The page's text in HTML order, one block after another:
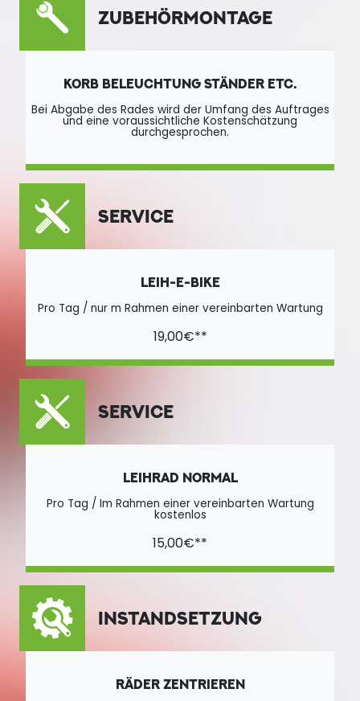
ZUBEHÖRMONTAGE
KORB BELEUCHTUNG STÄNDER ETC.
Bei Abgabe des Rades wird der Umfang des Auftrages
und eine voraussichtliche Kostenschätzung
durchgesprochen.
SERVICE
LEIH-E-BIKE
Pro Tag / nur m Rahmen einer vereinbarten Wartung
19,00€**
SERVICE
LEIHRAD NORMAL
Pro Tag / Im Rahmen einer vereinbarten Wartung
kostenlos
15,00€**
INSTANDSETZUNG
RÄDER ZENTRIEREN